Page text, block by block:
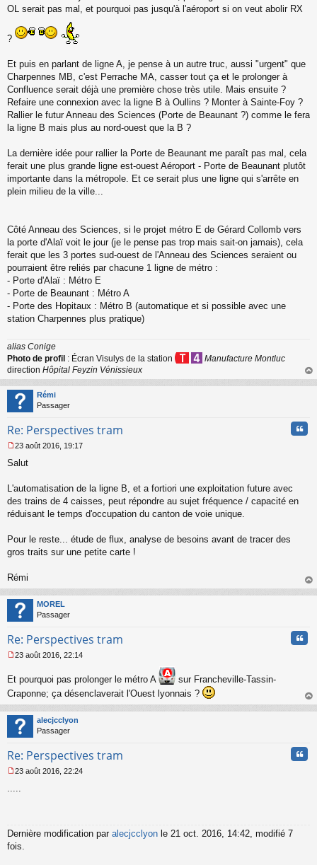
o
l
u
OL serait pas mal, et pourquoi pas jusqu'à l'aéroport si on veut abolir RX
?
Et puis en parlant de ligne A, je pense à un autre truc, aussi "urgent" que
Charpennes MB, c'est Perrache MA, casser tout ça et le prolonger à
Confluence serait déjà une première chose très utile. Mais ensuite ?
Refaire une connexion avec la ligne B à Oullins ? Monter à Sainte-Foy ?
Rallier le futur Anneau des Sciences (Porte de Beaunant ?) comme le fera
la ligne B mais plus au nord-ouest que la B ?
La dernière idée pour rallier la Porte de Beaunant me paraît pas mal, cela
ferait une plus grande ligne est-ouest Aéroport - Porte de Beaunant plutôt
importante dans la métropole. Et ce serait plus une ligne qui s'arrête en
plein milieu de la ville...
Côté Anneau des Sciences, si le projet métro E de Gérard Collomb vers
la porte d'Alaï voit le jour (je le pense pas trop mais sait-on jamais), cela
ferait que les 3 portes sud-ouest de l'Anneau des Sciences seraient ou
pourraient être reliés par chacune 1 ligne de métro :
- Porte d'Alaï : Métro E
- Porte de Beaunant : Métro A
- Porte des Hopitaux : Métro B (automatique et si possible avec une
station Charpennes plus pratique)
alias Conige
Photo de profil : Écran Visulys de la station
Manufacture Montluc
direction Hôpital Feyzin Vénissieux
au
Rémi
Passager
Re: Perspectives tram
e
s
g
e
o
n
23 août 2016, 19:17
Salut
L'automatisation de la ligne B, et a fortiori une exploitation future avec
des trains de 4 caisses, peut répondre au sujet fréquence / capacité en
réduisant le temps d'occupation du canton de voie unique.
Pour le reste... étude de flux, analyse de besoins avant de tracer des
gros traits sur une petite carte !
Rémi
au
MOREL
Passager
Re: Perspectives tram
s
s
a
g
e
n
n
l
23 août 2016, 22:14
Et pourquoi pas prolonger le métro A
sur Francheville-Tassin-
Craponne; ça désenclaverait l'Ouest lyonnais ?
au
alecjcclyon
Passager
Re: Perspectives tram
e
g
e
23 août 2016, 22:24
.....
Dernière modification par alecjcclyon le 21 oct. 2016, 14:42, modifié 7
fois.